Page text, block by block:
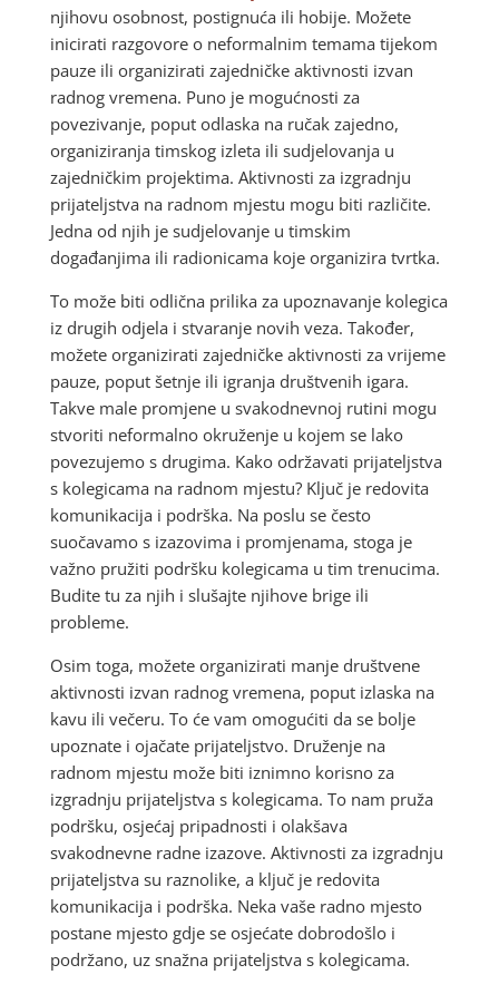
njihovu osobnost, postignuća ili hobije. Možete
inicirati razgovore o neformalnim temama tijekom
pauze ili organizirati zajedničke aktivnosti izvan
radnog vremena. Puno je mogućnosti za
povezivanje, poput odlaska na ručak zajedno,
organiziranja timskog izleta ili sudjelovanja u
zajedničkim projektima. Aktivnosti za izgradnju
prijateljstva na radnom mjestu mogu biti različite.
Jedna od njih je sudjelovanje u timskim
događanjima ili radionicama koje organizira tvrtka.
To može biti odlična prilika za upoznavanje kolegica
iz drugih odjela i stvaranje novih veza. Također,
možete organizirati zajedničke aktivnosti za vrijeme
pauze, poput šetnje ili igranja društvenih igara.
Takve male promjene u svakodnevnoj rutini mogu
stvoriti neformalno okruženje u kojem se lako
povezujemo s drugima. Kako održavati prijateljstva
s kolegicama na radnom mjestu? Ključ je redovita
komunikacija i podrška. Na poslu se često
suočavamo s izazovima i promjenama, stoga je
važno pružiti podršku kolegicama u tim trenucima.
Budite tu za njih i slušajte njihove brige ili
probleme.
Osim toga, možete organizirati manje društvene
aktivnosti izvan radnog vremena, poput izlaska na
kavu ili večeru. To će vam omogućiti da se bolje
upoznate i ojačate prijateljstvo. Druženje na
radnom mjestu može biti iznimno korisno za
izgradnju prijateljstva s kolegicama. To nam pruža
podršku, osjećaj pripadnosti i olakšava
svakodnevne radne izazove. Aktivnosti za izgradnju
prijateljstva su raznolike, a ključ je redovita
komunikacija i podrška. Neka vaše radno mjesto
postane mjesto gdje se osjećate dobrodošlo i
podržano, uz snažna prijateljstva s kolegicama.